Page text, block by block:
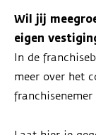
Wil jij
eigen
In de
meer over het